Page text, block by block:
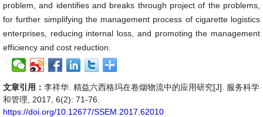
problem, and identifies and breaks through project of the problems,
for further simplifying the management process of cigarette logistics
enterprises, reducing internal loss, and promoting the management
efficiency and cost reduction.
文章引用： 李祥华. 精益六西格玛在卷烟物流中的应用研究[J]. 服务科学
和管理, 2017, 6(2): 71-76.
https://doi.org/10.12677/SSEM.2017.62010